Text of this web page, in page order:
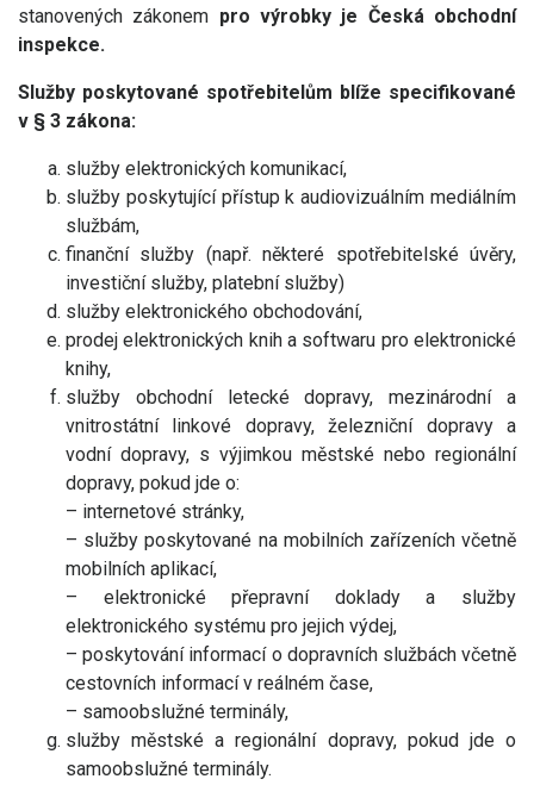
stanovených zákonem pro výrobky je Česká obchodní
inspekce.
Služby poskytované spotřebitelům blíže specifikované
v § 3 zákona:
služby elektronických komunikací,
služby poskytující přístup k audiovizuálním mediálním
službám,
finanční služby (např. některé spotřebitelské úvěry,
investiční služby, platební služby)
služby elektronického obchodování,
prodej elektronických knih a softwaru pro elektronické
knihy,
služby obchodní letecké dopravy, mezinárodní a
vnitrostátní linkové dopravy, železniční dopravy a
vodní dopravy, s výjimkou městské nebo regionální
dopravy, pokud jde o:
– internetové stránky,
– služby poskytované na mobilních zařízeních včetně
mobilních aplikací,
– elektronické přepravní doklady a služby
elektronického systému pro jejich výdej,
– poskytování informací o dopravních službách včetně
cestovních informací v reálném čase,
– samoobslužné terminály,
služby městské a regionální dopravy, pokud jde o
samoobslužné terminály.